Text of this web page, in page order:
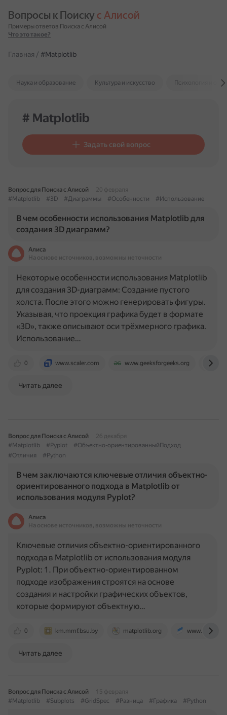
Вопросы к Поиску с Алисой
Примеры ответов Поиска с Алисой
Что это такое?
Главная / #Matplotlib
Наука и образование Культура и искусство Психология и
# Matplotlib
Задать свой вопрос
Вопрос для Поиска с Алисой
20 февраля
#Matplotlib
#3D #Диаграммы #Особенности #Использование
В чем особенности использования Matplotlib для
создания 3D диаграмм?
Алиса
На основе источников, возможны неточности
0 www.scaler.com www.geeksforgeeks.org
Некоторые особенности использования Matplotlib
для создания 3D-диаграмм: Создание пустого
холста. После этого можно генерировать фигуры.
Указывая, что проекция графика будет в формате
«3D», также описывают оси трёхмерного графика.
Использование…
Читать далее
Вопрос для Поиска с Алисой
26 декабря
#Matplotlib
#Pyplot
#Объектно-ориентированныйПодход
#Отличия
#Python
В чем заключаются ключевые отличия объектно-
ориентированного подхода в Matplotlib от
использования модуля Pyplot?
Алиса
На основе источников, возможны неточности
0 km.mmf.bsu.by matplotlib.org
Ключевые отличия объектно-ориентированного
подхода в Matplotlib от использования модуля
Pyplot: 1. При объектно-ориентированном
подходе изображения строятся на основе
создания и настройки графических объектов,
которые формируют объектную…
Читать далее
Вопрос для Поиска с Алисой
15 февраля
#Matplotlib
#Subplots #GridSpec #Разница #Графика #Python